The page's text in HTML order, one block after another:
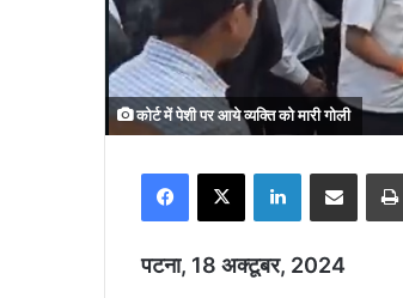
कोर्ट में पेशी पर आये व्यक्ति को मारी गोली
Facebook
X LinkedInShare via Email
पटना, 18 अक्टूबर, 2024